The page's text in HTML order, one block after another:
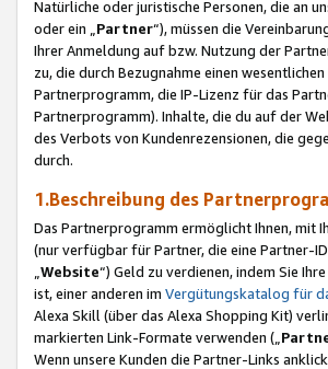
Natürliche oder juristische Personen, die an
oder ein „Partner“), müssen die
Ihrer Anmeldung auf bzw. Nutzung der
zu, die durch Bezugnahme einen
Partnerprogramm, die IP-Lizenz für das
Partnerprogramm). Inhalte, die du auf der
des Verbots von Kundenrezensionen, die
durch.
1.Beschreibung des
Das Partnerprogramm ermöglicht Ihnen, mit
(nur verfügbar für Partner, die eine Partner-
Website“) Geld zu verdienen, indem Sie
ist, einer anderen im Vergütungskatalog für
Alexa Skill (über das Alexa Shopping Kit)
markierten Link-Formate verwenden („
Wenn unsere Kunden die Partner-Links